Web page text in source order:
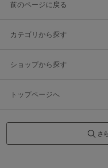
前のページに戻る
カテゴリから探す
ショップから探す
トップページへ
さ